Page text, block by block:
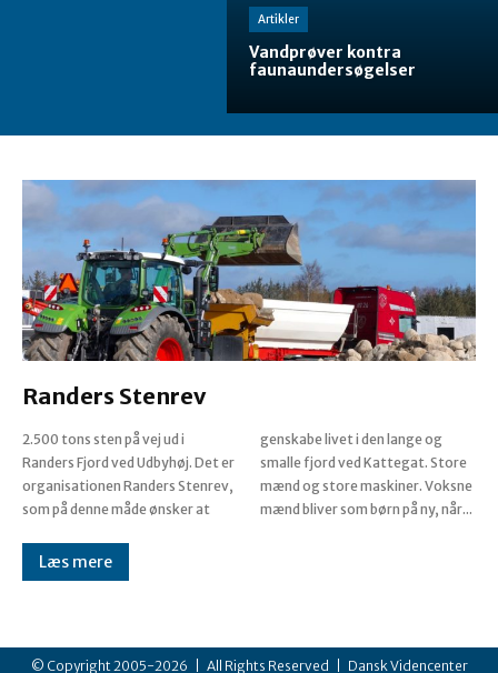
Artikler
Vandprøver kontra
faunaundersøgelser
Randers Stenrev
2.500 tons sten på vej ud i
Randers Fjord ved Udbyhøj. Det er
organisationen Randers Stenrev,
som på denne måde ønsker at
genskabe livet i den lange og
smalle fjord ved Kattegat. Store
mænd og store maskiner. Voksne
mænd bliver som børn på ny, når...
Læs mere
© Copyright 2005-2026 | All Rights Reserved | Dansk Videncenter